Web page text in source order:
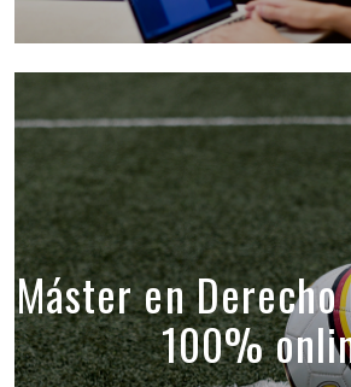
Máster en
100%